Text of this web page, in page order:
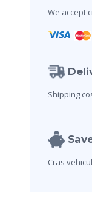
We accept
Shipping
Cras